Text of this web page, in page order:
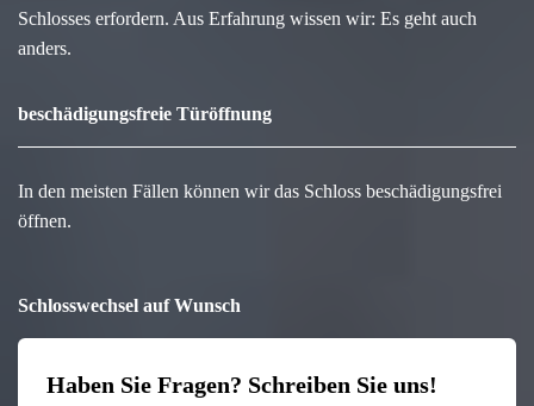
Schlosses erfordern. Aus Erfahrung wissen wir: Es geht auch
anders.
beschädigungsfreie Türöffnung
In den meisten Fällen können wir das Schloss beschädigungsfrei
öffnen.
Schlosswechsel auf Wunsch
Haben Sie Fragen? Schreiben Sie uns!